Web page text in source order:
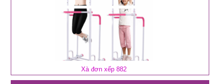
Xà đơn xếp 882